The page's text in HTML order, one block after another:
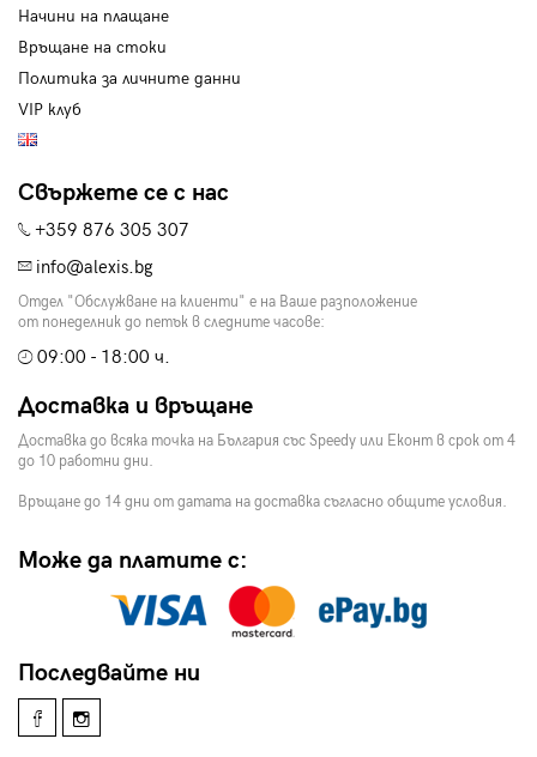
Начини на плащане
Връщане на стоки
Политика за личните данни
VIP клуб
Свържете се с нас
+359 876 305 307
info@alexis.bg
Отдел "Обслужване на клиенти" е на Ваше разположение
от понеделник до петък в следните часове:
09:00 - 18:00 ч.
Доставка и връщане
Доставка до всяка точка на България със Speedy или Еконт в срок от 4
до 10 работни дни.
Връщане до 14 дни от датата на доставка съгласно общите условия.
Може да платите с:
Последвайте ни